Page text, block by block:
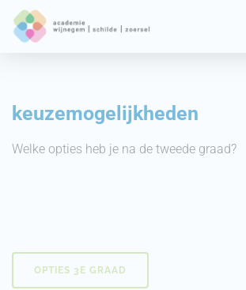
keuzemogelijkheden
Welke opties heb je na de tweede graad?
OPTIES 3E GRAAD